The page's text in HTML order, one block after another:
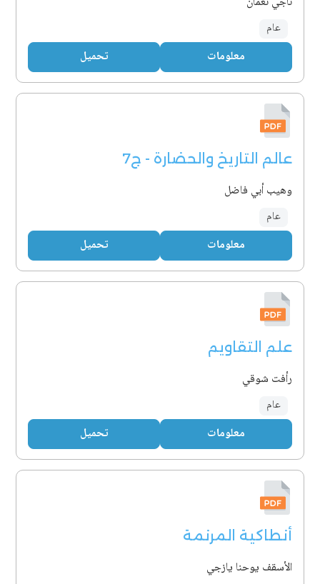
عام
معلومات تحميل
عالم التاريخ والحضارة - ج7
وهيب أبي فاضل
عام
معلومات تحميل
علم التقاويم
رأفت شوقي
عام
معلومات تحميل
أنطاكية المرنمة
الأسقف يوحنا يازجي